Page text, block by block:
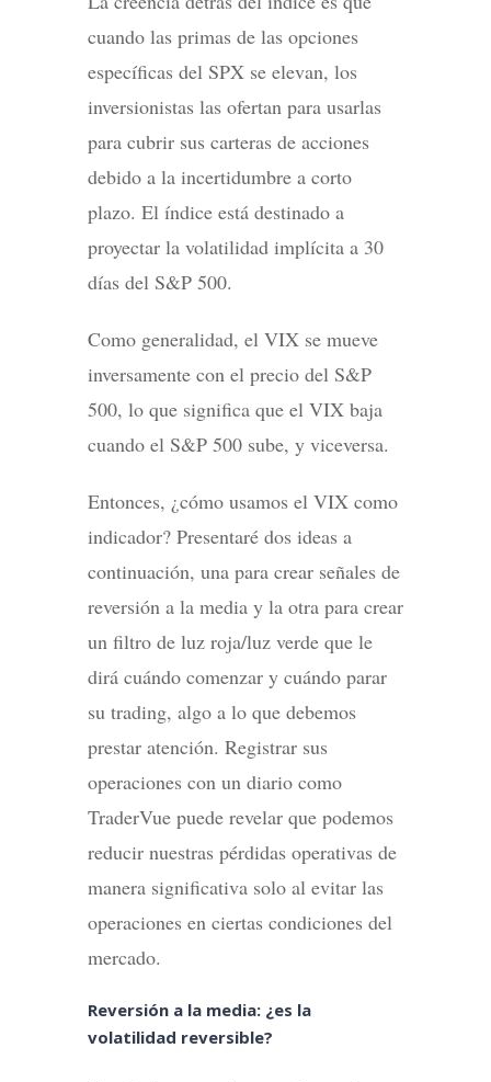
cuando las primas de las opciones
específicas del SPX se elevan, los
inversionistas las ofertan para usarlas
para cubrir sus carteras de acciones
debido a la incertidumbre a corto
plazo. El índice está destinado a
proyectar la volatilidad implícita a 30
días del S&P 500.
Como generalidad, el VIX se mueve
inversamente con el precio del S&P
500, lo que significa que el VIX baja
cuando el S&P 500 sube, y viceversa.
Entonces, ¿cómo usamos el VIX como
indicador? Presentaré dos ideas a
continuación, una para crear señales de
reversión a la media y la otra para crear
un filtro de luz roja/luz verde que le
dirá cuándo comenzar y cuándo parar
su trading, algo a lo que debemos
prestar atención. Registrar sus
operaciones con un diario como
TraderVue puede revelar que podemos
reducir nuestras pérdidas operativas de
manera significativa solo al evitar las
operaciones en ciertas condiciones del
mercado.
Reversión a la media: ¿es la
volatilidad reversible?